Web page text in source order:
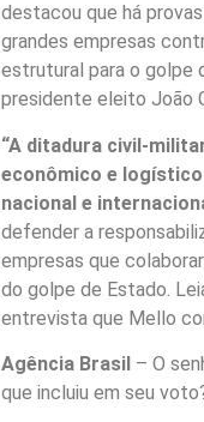
destacou que há
grandes empresas
estrutural para o golpe
presidente eleito João
“A ditadura civil-
econômico e
nacional e
defender a
empresas que
do golpe de Estado.
entrevista que Mello
Agência Brasil – O
que incluiu em seu